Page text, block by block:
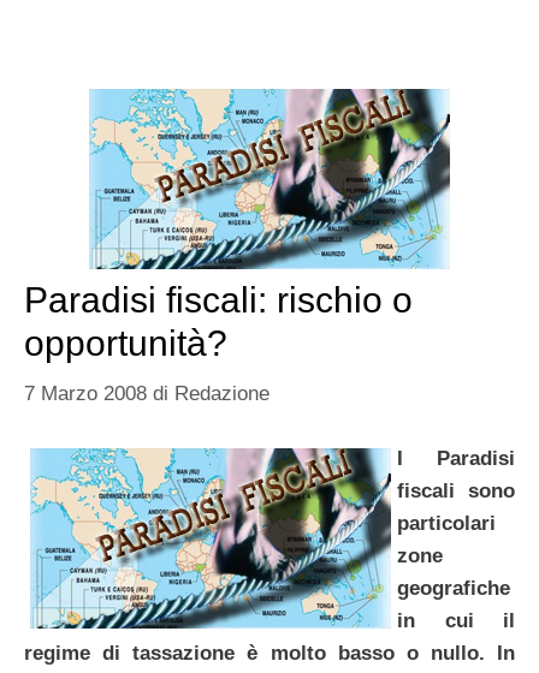
Paradisi fiscali: rischio o
opportunità?
7 Marzo 2008 di Redazione
I Paradisi
fiscali sono
particolari
zone
geografiche
in cui il
regime di tassazione è molto basso o nullo. In